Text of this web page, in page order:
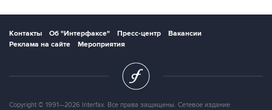
Контакты Об "Интерфаксе" Пресс-центр
Вакансии
Реклама на сайте
Мероприятия
Copyright © 1991—2026 Interfax. Все права защищены. Сетевое издание